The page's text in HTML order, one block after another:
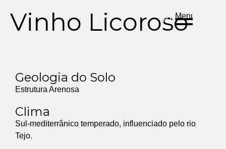
PT Menu
Vinho Licoroso
Geologia do Solo
Estrutura Arenosa
Clima
Sul-mediterrânico temperado, influenciado pelo rio
Tejo.